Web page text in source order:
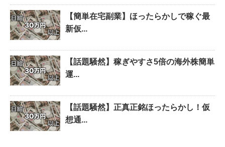
【簡単在宅副業】ほったらかしで稼ぐ最
新仮...
【話題騒然】稼ぎやすさ5倍の海外株簡単
運...
【話題騒然】正真正銘ほったらかし！仮
想通...